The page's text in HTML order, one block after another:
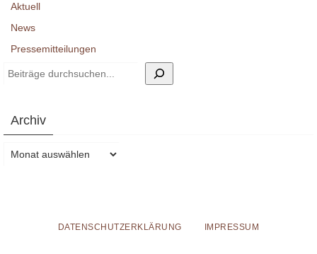
Aktuell
News
Pressemitteilungen
Suchen
Archiv
Archiv
DATENSCHUTZERKLÄRUNG IMPRESSUM